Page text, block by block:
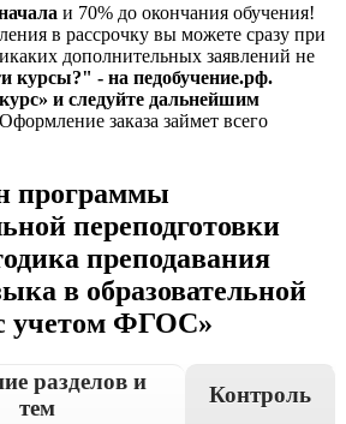
и 70% до окончания обучения!
в рассрочку вы можете сразу при
дополнительных заявлений не
курсы?" - на педобучение.рф.
и следуйте дальнейшим
Оформление заказа займет всего
программы
переподготовки
преподавания
в образовательной
учетом ФГОС»
разделов и
тем
Контроль